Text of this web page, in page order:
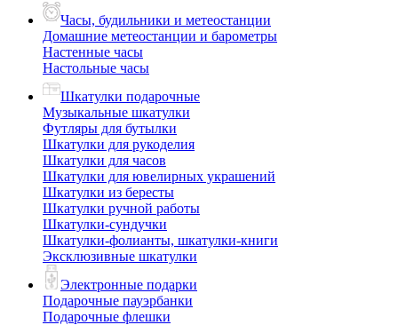
Часы, будильники и метеостанции
Домашние метеостанции и барометры
Настенные часы
Настольные часы
Шкатулки подарочные
Музыкальные шкатулки
Футляры для бутылки
Шкатулки для рукоделия
Шкатулки для часов
Шкатулки для ювелирных украшений
Шкатулки из бересты
Шкатулки ручной работы
Шкатулки-сундучки
Шкатулки-фолианты, шкатулки-книги
Эксклюзивные шкатулки
Электронные подарки
Подарочные пауэрбанки
Подарочные флешки